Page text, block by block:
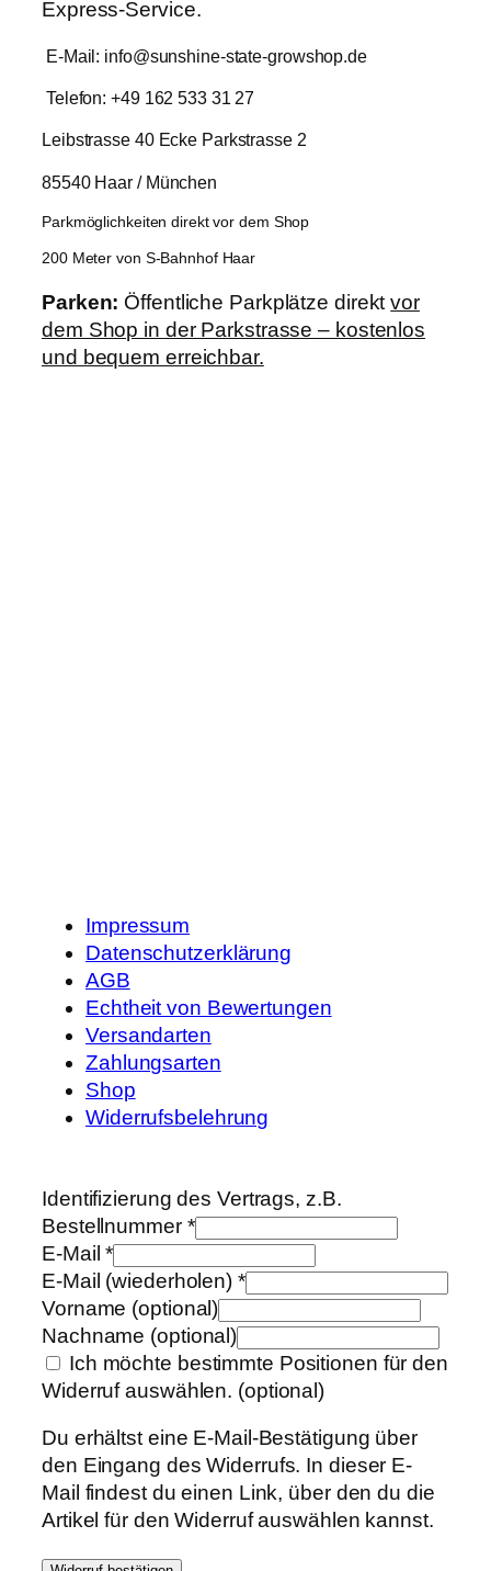
Express-Service.
E-Mail: info@sunshine-state-growshop.de
Telefon: +49 162 533 31 27
Leibstrasse 40 Ecke Parkstrasse 2
85540 Haar / München
Parkmöglichkeiten direkt vor dem Shop
200 Meter von S-Bahnhof Haar
Parken: Öffentliche Parkplätze direktvor
dem Shop in der Parkstrasse – kostenlos
und bequem erreichbar.
Impressum
Datenschutzerklärung
AGB
Echtheit von Bewertungen
Versandarten
Zahlungsarten
Shop
Widerrufsbelehrung
Identifizierung des Vertrags, z.B.
Bestellnummer *
E-Mail*
E-Mail (wiederholen) *
Vorname (optional)
Nachname (optional)
Ich möchte bestimmte Positionen für den
Widerruf auswählen. (optional)
Du erhältst eine E-Mail-Bestätigung über
den Eingang des Widerrufs. In dieser E-
Mail findest du einen Link, über den du die
Artikel für den Widerruf auswählen kannst.